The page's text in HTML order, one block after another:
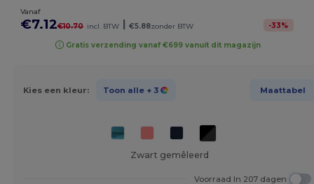
Vanaf
€7.12€10.70 incl. BTW | €5.88zonder BTW -33%
Gratis verzending vanaf €699 vanuit dit magazijn
Kies een kleur: Toon alle + 3 Maattabel
Zwart gemêleerd
Voorraad In 207 dagen